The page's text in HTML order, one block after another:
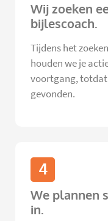
Wij zoeken
bijlescoach.
Tijdens het
houden we je
voortgang, totdat
gevonden.
4
We plannen
in.